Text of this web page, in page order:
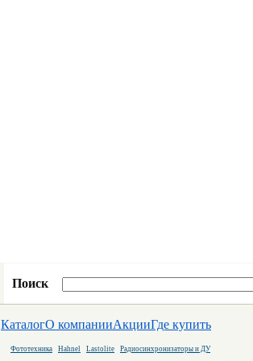
Поиск
КаталогО компанииАкцииГде купить
Фототехника Hahnel Lastolite Радиосинхронизаторы и ДУ